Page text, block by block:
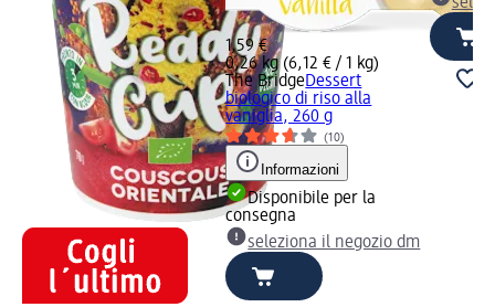
1,59 €
0,26 kg (6,12 € / 1 kg)
The BridgeDessert
biologico di riso alla
vaniglia, 260 g
(10)
Informazioni
Disponibile per la
consegna
seleziona il negozio dm